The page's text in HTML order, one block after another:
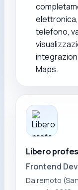
telefono,
Maps.
Libero
Frontend
Da remoto